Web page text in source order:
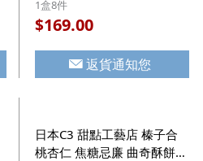
市集】
1盒8件
$169.00
返貨通知您
日本C3 甜點工藝店 榛子合
桃杏仁 焦糖忌廉 曲奇酥餅禮